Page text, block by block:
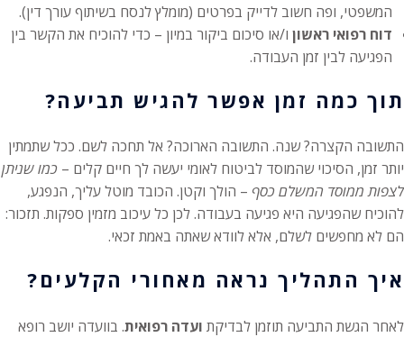
המשפטי, ופה חשוב לדייק בפרטים (מומלץ לנסח בשיתוף עורך דין).
דוח רפואי ראשון ו/או סיכום ביקור במיון – כדי להוכיח את הקשר בין
הפגיעה לבין זמן העבודה.
תוך כמה זמן אפשר להגיש תביעה?
התשובה הקצרה? שנה. התשובה הארוכה? אל תחכה לשם. ככל שתמתין
יותר זמן, הסיכוי שהמוסד לביטוח לאומי יעשה לך חיים קלים – כמו שניתן
לצפות ממוסד המשלם כסף – הולך וקטן. הכובד מוטל עליך, הנפגע,
להוכיח שהפגיעה היא פגיעה בעבודה. לכן כל עיכוב מזמין ספקות. תזכור:
הם לא מחפשים לשלם, אלא לוודא שאתה באמת זכאי.
איך התהליך נראה מאחורי הקלעים?
לאחר הגשת התביעה תוזמן לבדיקת ועדה רפואית. בוועדה יושב רופא